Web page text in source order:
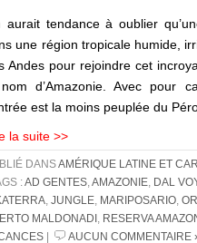
aurait tendance à oublier
une région tropicale humide,
Andes pour rejoindre cet
d’Amazonie. Avec pour
est la moins peuplée du
la suite >>
DANSAMÉRIQUE LATINE ET
:AD GENTES AMAZONIE
DAL
JUNGLE MARIPOSARIO
MALDONADI
RESERVA
AUCUN COMMENTAIRE